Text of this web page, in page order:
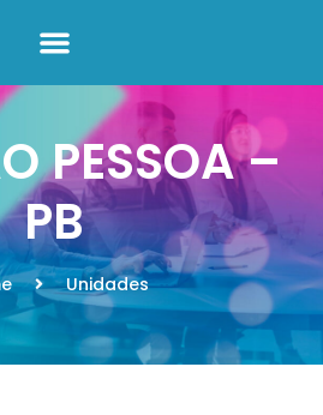
PESSOA –
PB
Unidades